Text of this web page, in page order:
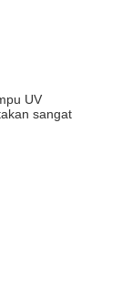
UV
sangat